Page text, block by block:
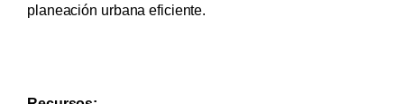
planeación urbana eficiente.